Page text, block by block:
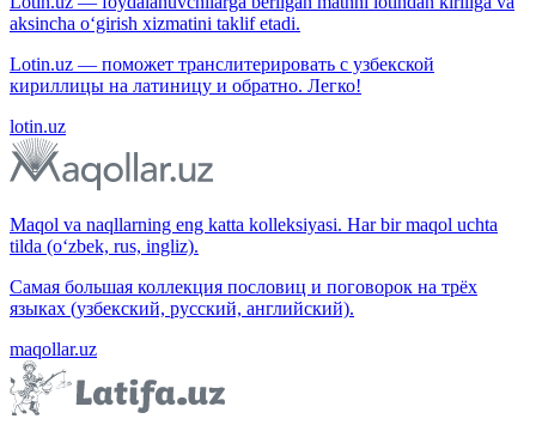
aksincha o‘girish xizmatini taklif etadi.
Lotin.uz — поможет транслитерировать с узбекской
кириллицы на латиницу и обратно. Легко!
lotin.uz
Maqol va naqllarning eng katta kolleksiyasi. Har bir maqol uchta
tilda (o‘zbek, rus, ingliz).
Самая большая коллекция пословиц и поговорок на трёх
языках (узбекский, русский, английский).
maqollar.uz